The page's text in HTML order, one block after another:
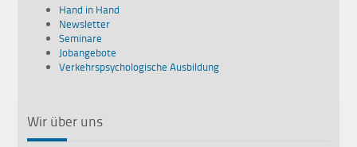
Hand in Hand
Newsletter
Seminare
Jobangebote
Verkehrspsychologische Ausbildung
Wir über uns